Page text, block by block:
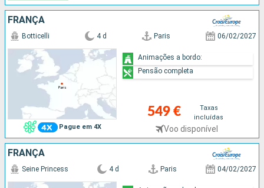
FRANÇA
Pague em 4X
Botticelli 4 d Paris 06/02/2027
549 €
Taxas
incluídas
Voo disponível
Animações a bordo:
Pensão completa
FRANÇA
Seine Princess 4 d Paris 04/02/2027